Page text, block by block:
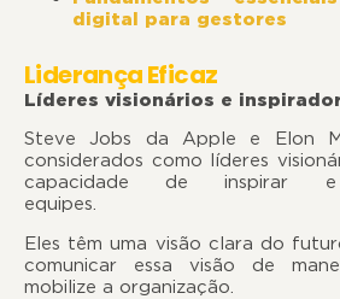
digital para gestores
Liderança Eficaz
Líderes visionários e
Steve Jobs da Apple e Elon
considerados como líderes
capacidade de inspirar
Eles têm uma visão clara do
comunicar essa visão de
mobilize a organização.